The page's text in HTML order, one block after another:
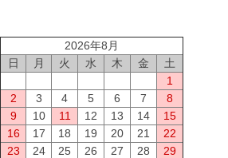
2026年8月
日
月 火 水 木 金
土
1
2
3 4 5 6 7
8
9
10 11 12 13 14
15
16
17 18 19 20 21
22
23
24 25 26 27 28
29